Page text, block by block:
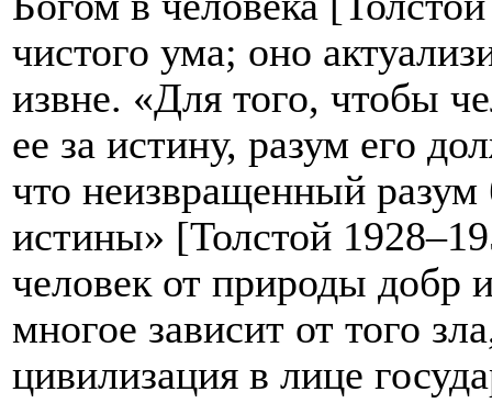
чистого ума; оно
извне. «Для того, чтобы
ее за истину, разум его
что неизвращенный
истины» [Толстой
человек от природы добр
многое зависит от того
цивилизация в лице